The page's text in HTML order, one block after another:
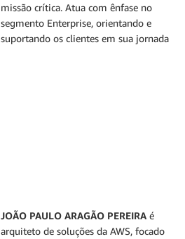
missão crítica. Atua com ênfase no
segmento Enterprise, orientando e
suportando os clientes em sua jornada
JOÃO PAULO ARAGÃO PEREIRA é
arquiteto de soluções da AWS, focado